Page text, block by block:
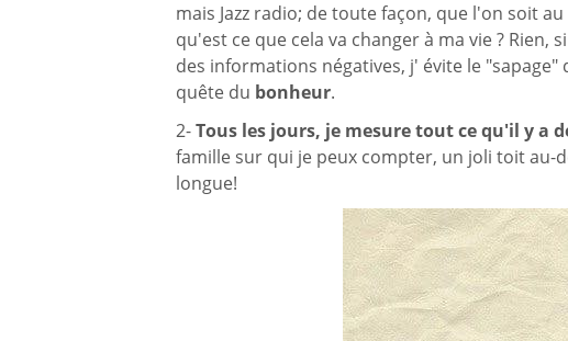
mais Jazz radio; de toute façon, que l'on soit
qu'est ce que cela va changer à ma vie ?
des informations négatives, j' évite le
quête du bonheur.
2-Tous les jours, je mesure tout ce qu'il y a
famille sur qui je peux compter, un joli toit au-
longue!